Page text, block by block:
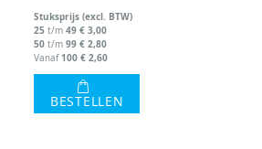
Stuksprijs (excl. BTW)
25 t/m 49 € 3,00
50 t/m 99 € 2,80
Vanaf 100 € 2,60
BESTELLEN